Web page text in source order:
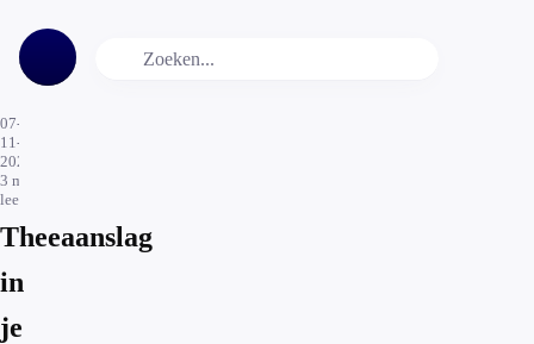
07-
11-
2022
3 min.
leestijd
Theeaanslag
in
je